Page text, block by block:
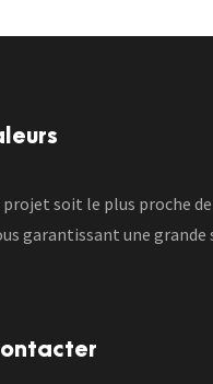
projet soit le plus proche
garantissant une grande